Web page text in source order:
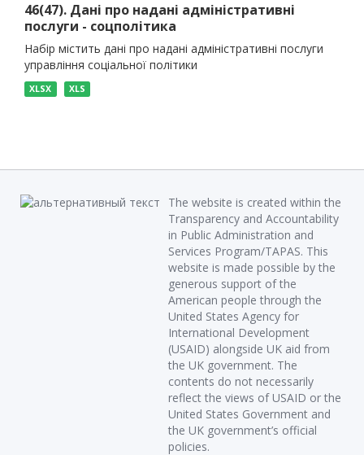
46(47). Дані про надані адміністративні
послуги - соцполітика
Набір містить дані про надані адміністративні послуги
управління соціальної політики
XLSX XLS
The website is created within the
Transparency and Accountability
in Public Administration and
Services Program/TAPAS. This
website is made possible by the
generous support of the
American people through the
United States Agency for
International Development
(USAID) alongside UK aid from
the UK government. The
contents do not necessarily
reflect the views of USAID or the
United States Government and
the UK government’s official
policies.